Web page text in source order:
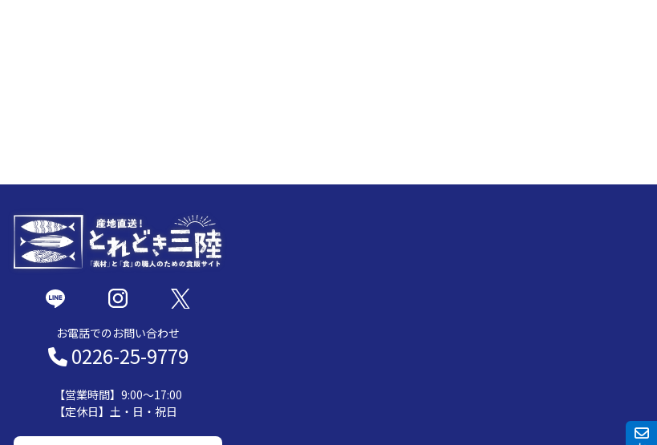
お電話でのお問い合わせ
0226-25-9779
【営業時間】9:00～17:00
【定休日】土・日・祝日